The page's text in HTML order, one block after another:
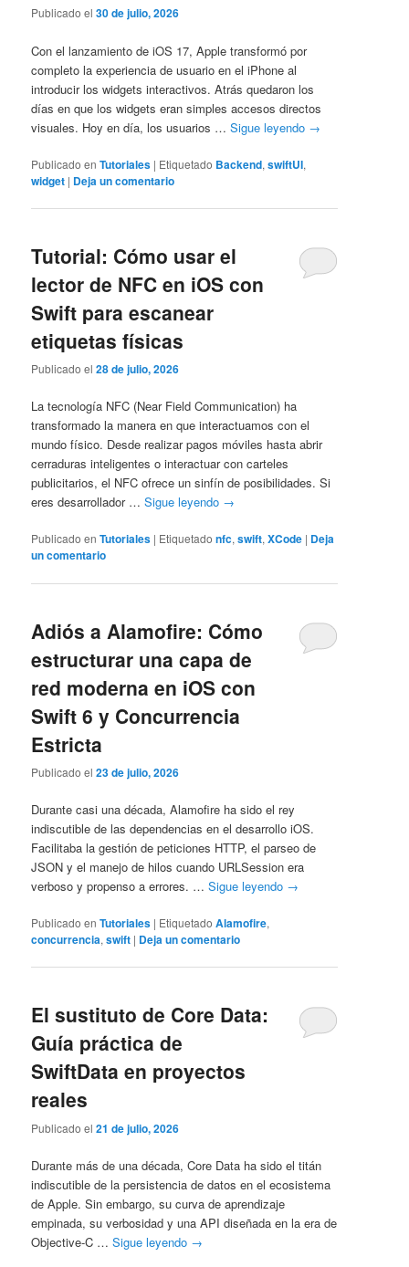
Publicado el30 de julio, 2026
Con el lanzamiento de iOS 17, Apple transformó por
completo la experiencia de usuario en el iPhone al
introducir los widgets interactivos. Atrás quedaron los
días en que los widgets eran simples accesos directos
visuales. Hoy en día, los usuarios …Sigue leyendo →
Publicado en Tutoriales | Etiquetado Backend,swiftUI,
widget | Deja un comentario
Tutorial: Cómo usar el
lector de NFC en iOS con
Swift para escanear
etiquetas físicas
Publicado el28 de julio, 2026
La tecnología NFC (Near Field Communication) ha
transformado la manera en que interactuamos con el
mundo físico. Desde realizar pagos móviles hasta abrir
cerraduras inteligentes o interactuar con carteles
publicitarios, el NFC ofrece un sinfín de posibilidades. Si
eres desarrollador …Sigue leyendo →
Publicado en Tutoriales | Etiquetado nfc,swift,XCode | Deja
un comentario
Adiós a Alamofire: Cómo
estructurar una capa de
red moderna en iOS con
Swift 6 y Concurrencia
Estricta
Publicado el23 de julio, 2026
Durante casi una década, Alamofire ha sido el rey
indiscutible de las dependencias en el desarrollo iOS.
Facilitaba la gestión de peticiones HTTP, el parseo de
JSON y el manejo de hilos cuando URLSession era
verboso y propenso a errores. …Sigue leyendo →
Publicado en Tutoriales | Etiquetado Alamofire,
concurrencia,swift | Deja un comentario
El sustituto de Core Data:
Guía práctica de
SwiftData en proyectos
reales
Publicado el21 de julio, 2026
Durante más de una década, Core Data ha sido el titán
indiscutible de la persistencia de datos en el ecosistema
de Apple. Sin embargo, su curva de aprendizaje
empinada, su verbosidad y una API diseñada en la era de
Objective-C …Sigue leyendo →